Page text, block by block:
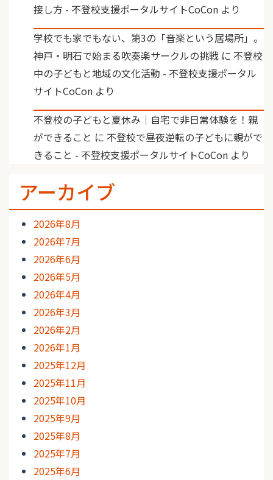
接し方 - 不登校支援ポータルサイトCoCon より
学校でも家でもない、第3の「音楽という居場所」。
神戸・明石で始まる吹奏楽サークルの挑戦 に 不登校
中の子どもと地域の文化活動 - 不登校支援ポータル
サイトCoCon より
不登校の子どもと夏休み｜自宅で非日常体験を！親
ができること に 不登校で昼夜逆転の子どもに親がで
きること - 不登校支援ポータルサイトCoCon より
アーカイブ
2026年8月
2026年7月
2026年6月
2026年5月
2026年4月
2026年3月
2026年2月
2026年1月
2025年12月
2025年11月
2025年10月
2025年9月
2025年8月
2025年7月
2025年6月